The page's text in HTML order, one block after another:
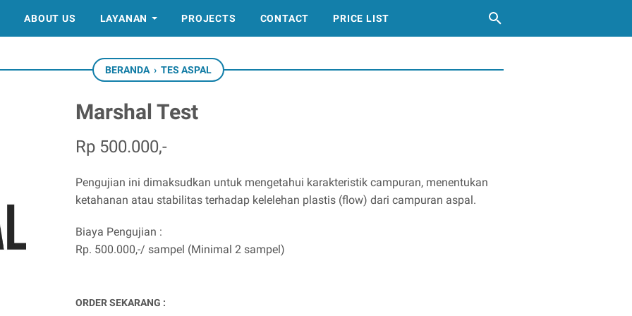
ABOUT US LAYANAN PROJECTS CONTACT PRICE LIST
BERANDA › TES ASPAL
Marshal Test
Rp 500.000,-
Pengujian ini dimaksudkan untuk mengetahui karakteristik campuran, menentukan
ketahanan atau stabilitas terhadap kelelehan plastis (flow) dari campuran aspal.
Biaya Pengujian :
Rp. 500.000,-/ sampel (Minimal 2 sampel)
ORDER SEKARANG :